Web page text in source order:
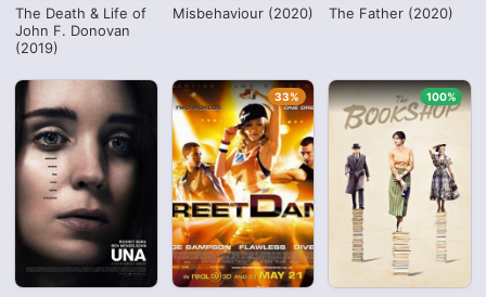
The Death & Life of
John F. Donovan
(2019)
Misbehaviour (2020) The Father (2020)
33% 100%